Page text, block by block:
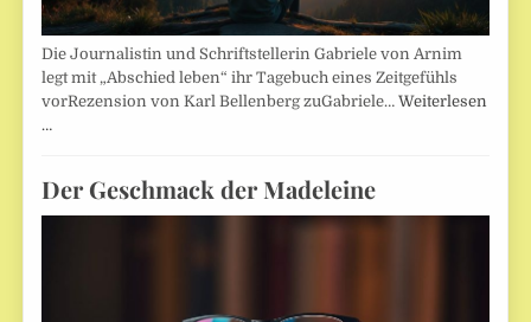
Die Journalistin und Schriftstellerin Gabriele von Arnim
legt mit „Abschied leben“ ihr Tagebuch eines Zeitgefühls
vorRezension von Karl Bellenberg zuGabriele…Weiterlesen
…
Der Geschmack der Madeleine